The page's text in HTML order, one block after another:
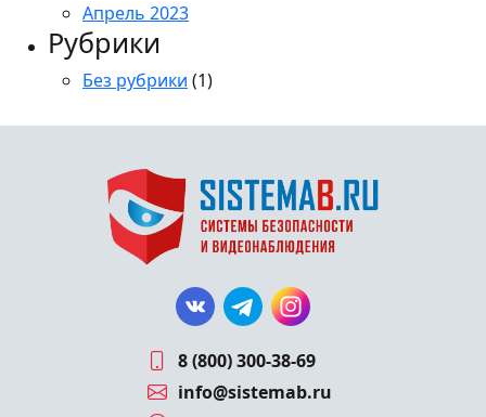
Апрель 2023
Рубрики
Без рубрики (1)
8 (800) 300-38-69
info@sistemab.ru